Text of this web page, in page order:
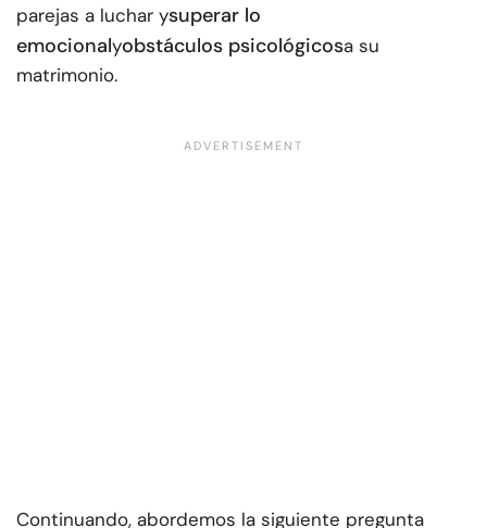
parejas a luchar ysuperar lo
emocionalyobstáculos psicológicosa su
matrimonio.
Continuando, abordemos la siguiente pregunta